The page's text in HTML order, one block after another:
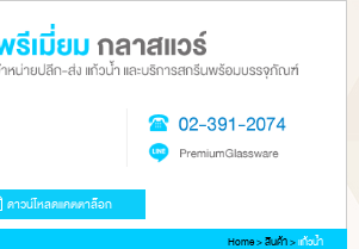
ดาวน์โหลดแคตตาล็อก
Home>สินค้า>แก้วน้ำ